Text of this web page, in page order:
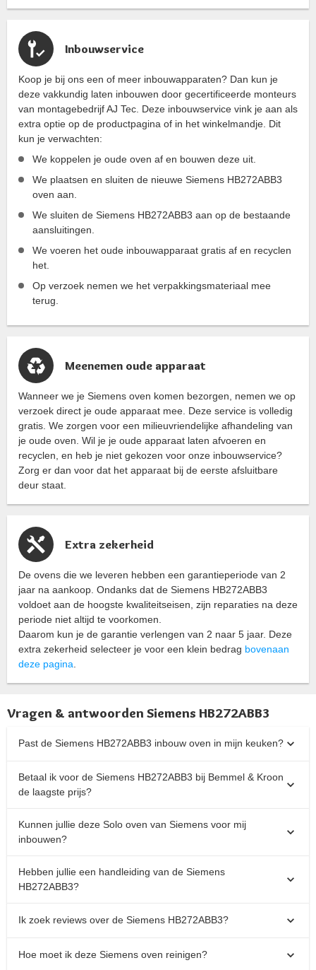
Inbouwservice
Koop je bij ons een of meer inbouwapparaten? Dan kun je
deze vakkundig laten inbouwen door gecertificeerde monteurs
van montagebedrijf AJ Tec. Deze inbouwservice vink je aan als
extra optie op de productpagina of in het winkelmandje. Dit
kun je verwachten:
We koppelen je oude oven af en bouwen deze uit.
We plaatsen en sluiten de nieuwe Siemens HB272ABB3
oven aan.
We sluiten de Siemens HB272ABB3 aan op de bestaande
aansluitingen.
We voeren het oude inbouwapparaat gratis af en recyclen
het.
Op verzoek nemen we het verpakkingsmateriaal mee
terug.
Meenemen oude apparaat
Wanneer we je Siemens oven komen bezorgen, nemen we op
verzoek direct je oude apparaat mee. Deze service is volledig
gratis. We zorgen voor een milieuvriendelijke afhandeling van
je oude oven. Wil je je oude apparaat laten afvoeren en
recyclen, en heb je niet gekozen voor onze inbouwservice?
Zorg er dan voor dat het apparaat bij de eerste afsluitbare
deur staat.
Extra zekerheid
De ovens die we leveren hebben een garantieperiode van 2
jaar na aankoop. Ondanks dat de Siemens HB272ABB3
voldoet aan de hoogste kwaliteitseisen, zijn reparaties na deze
periode niet altijd te voorkomen.
Daarom kun je de garantie verlengen van 2 naar 5 jaar. Deze
extra zekerheid selecteer je voor een klein bedrag bovenaan
deze pagina
Vragen & antwoorden Siemens HB272ABB3
Past de Siemens HB272ABB3 inbouw oven in mijn keuken?
Betaal ik voor de Siemens HB272ABB3 bij Bemmel & Kroon
de laagste prijs?
Kunnen jullie deze Solo oven van Siemens voor mij
inbouwen?
Hebben jullie een handleiding van de Siemens
HB272ABB3?
Ik zoek reviews over de Siemens HB272ABB3?
Hoe moet ik deze Siemens oven reinigen?